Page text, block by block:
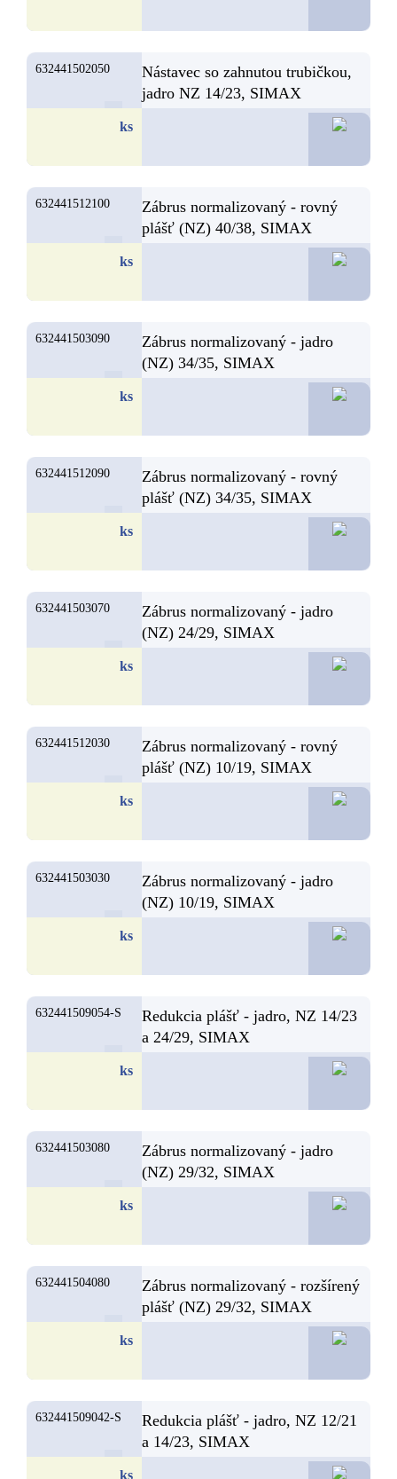
632441502050
Nástavec so zahnutou trubičkou,
jadro NZ 14/23, SIMAX
ks
632441512100
Zábrus normalizovaný - rovný
plášť (NZ) 40/38, SIMAX
ks
632441503090
Zábrus normalizovaný - jadro
(NZ) 34/35, SIMAX
ks
632441512090
Zábrus normalizovaný - rovný
plášť (NZ) 34/35, SIMAX
ks
632441503070
Zábrus normalizovaný - jadro
(NZ) 24/29, SIMAX
ks
632441512030
Zábrus normalizovaný - rovný
plášť (NZ) 10/19, SIMAX
ks
632441503030
Zábrus normalizovaný - jadro
(NZ) 10/19, SIMAX
ks
632441509054-S
Redukcia plášť - jadro, NZ 14/23
a 24/29, SIMAX
ks
632441503080
Zábrus normalizovaný - jadro
(NZ) 29/32, SIMAX
ks
632441504080
Zábrus normalizovaný - rozšírený
plášť (NZ) 29/32, SIMAX
ks
632441509042-S
Redukcia plášť - jadro, NZ 12/21
a 14/23, SIMAX
ks